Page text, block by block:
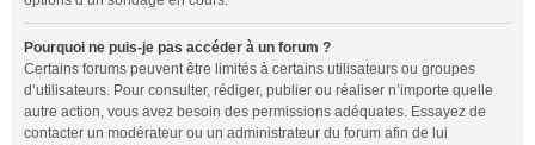
Pourquoi ne puis-je pas accéder à un forum ?
Certains forums peuvent être limités à certains utilisateurs ou groupes
d’utilisateurs. Pour consulter, rédiger, publier ou réaliser n’importe quelle
autre action, vous avez besoin des permissions adéquates. Essayez de
contacter un modérateur ou un administrateur du forum afin de lui